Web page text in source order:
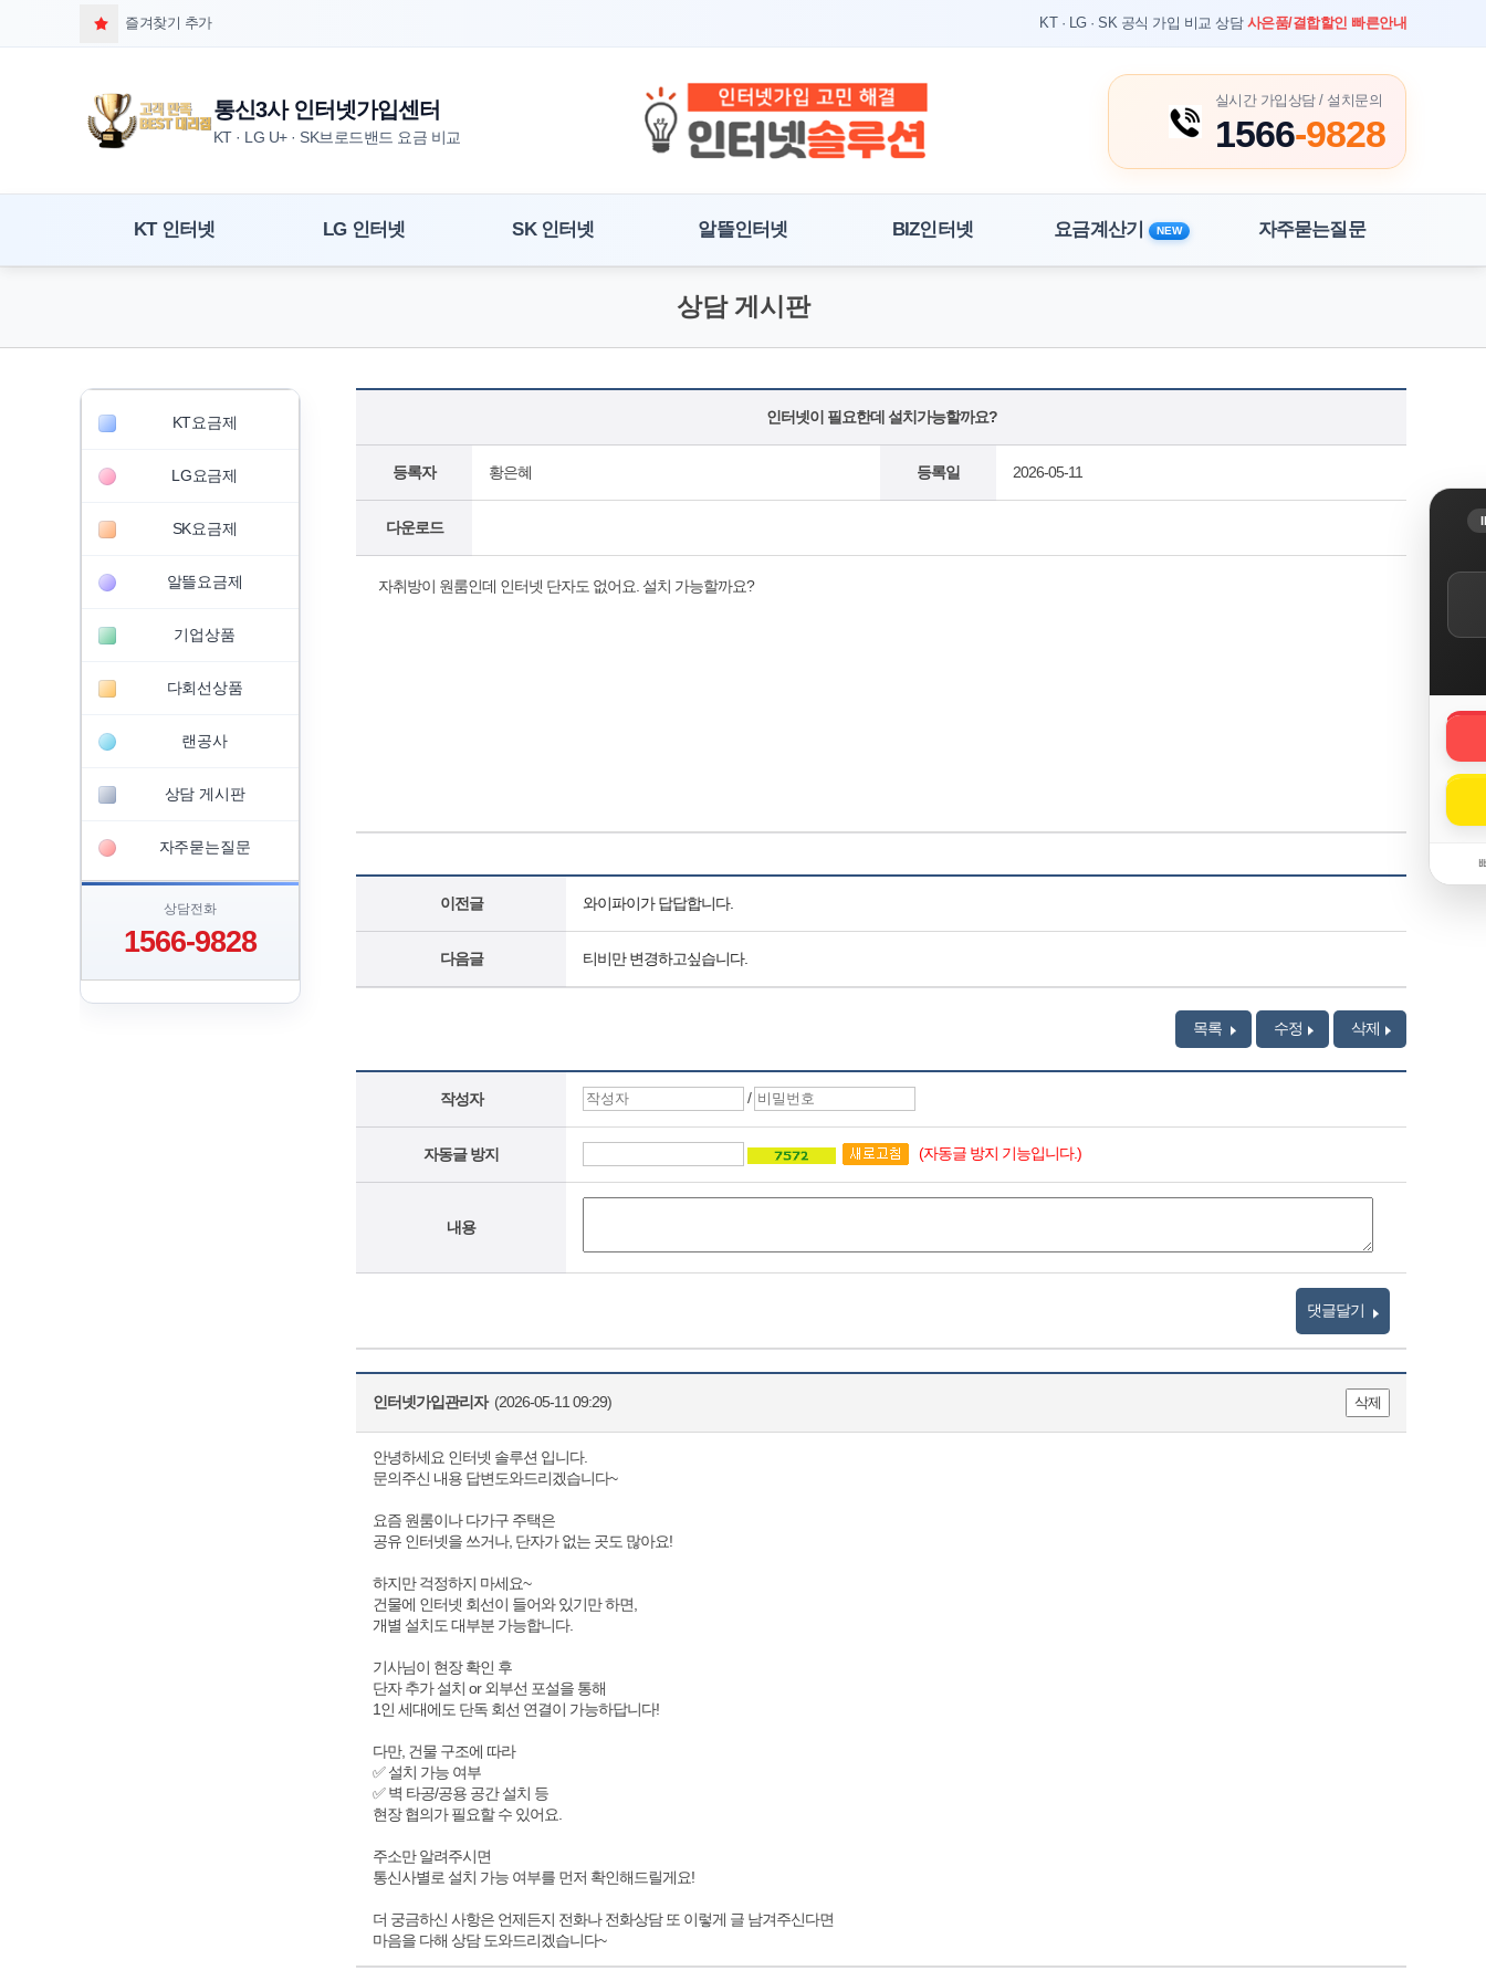
즐겨찾기 추가 KT · LG · SK 공식 가입 비교 상담 사은품/결합할인 빠른안내
통신3사 인터넷가입센터
KT · LG U+ · SK브로드밴드 요금 비교
실시간 가입상담 / 설치문의
1566-9828
KT 인터넷 LG 인터넷 SK 인터넷 알뜰인터넷 BIZ인터넷 요금계산기 NEW 자주묻는질문
상담 게시판
KT요금제
LG요금제
SK요금제
알뜰요금제
기업상품
다회선상품
랜공사
상담 게시판
자주묻는질문
상담전화
1566-9828
인터넷이 필요한데 설치가능할까요?
등록자 황은혜 등록일 2026-05-11
다운로드
자취방이 원룸인데 인터넷 단자도 없어요. 설치 가능할까요?
이전글 와이파이가 답답합니다.
다음글 티비만 변경하고싶습니다.
목록 수정 삭제
작성자 /
자동글 방지 (자동글 방지 기능입니다.)
내용
댓글달기
인터넷가입관리자(2026-05-11 09:29) 삭제
안녕하세요 인터넷 솔루션 입니다.
문의주신 내용 답변도와드리겠습니다~
요즘 원룸이나 다가구 주택은
공유 인터넷을 쓰거나, 단자가 없는 곳도 많아요!
하지만 걱정하지 마세요~
건물에 인터넷 회선이 들어와 있기만 하면,
개별 설치도 대부분 가능합니다.
기사님이 현장 확인 후
단자 추가 설치 or 외부선 포설을 통해
1인 세대에도 단독 회선 연결이 가능하답니다!
다만, 건물 구조에 따라
✅ 설치 가능 여부
✅ 벽 타공/공용 공간 설치 등
현장 협의가 필요할 수 있어요.
주소만 알려주시면
통신사별로 설치 가능 여부를 먼저 확인해드릴게요!
더 궁금하신 사항은 언제든지 전화나 전화상담 또 이렇게 글 남겨주신다면
마음을 다해 상담 도와드리겠습니다~